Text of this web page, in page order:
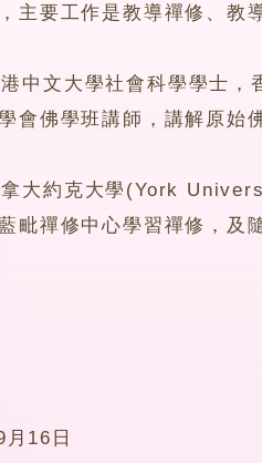
主要工作是教導禪修、教
文大學社會科學學士，
會佛學班講師，講解原始
約克大學(York
毗禪修中心學習禪修，及
16日